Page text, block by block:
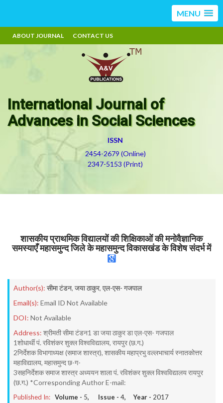
MENU
ABOUT JOURNAL CONTACT US
International Journal of
Advances in Social Sciences
ISSN
2454-2679 (Online)
2347-5153 (Print)
शासकीय प्राथमिक विद्यालयों की शिक्षिकाओं की मनोवैज्ञानिक
समस्याएँ महासमुन्द जिले के महासमुन्द विकासखंड के विशेष संदर्भ में
Author(s): सीमा टंडन, जया ठाकुर, एल-एस- गजपाल
Email(s): Email ID Not Available
DOI: Not Available
Address: श्रीमती सीमा टंडन1 डा जया ठाकुर डा एल-एस- गजपाल
1शोधार्थी पं. रविशंकर शुक्ल विश्वविद्यालय, रायपुर (छ.ग.)
2निर्देशक विभागाध्यक्ष (समाज शास्त्र), शासकीय महाप्रभु वल्लभाचार्य स्नातकोत्तर
महाविद्यालय, महासमुन्द छ-ग-
3सहनिर्देशक समाज शास्त्र अध्ययन शाला पं. रविशंकर शुक्ल विश्वविद्यालय रायपुर
(छ.ग.) *Corresponding Author E-mail:
Published In: Volume - 5, Issue - 4, Year - 2017